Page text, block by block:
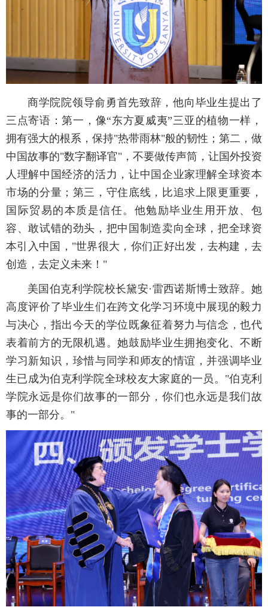
商学院院领导俞勇首先致辞，他向毕业生提出了
三点寄语：第一，像“东方夏威夷”三亚的植物一样，
拥有强大的根系，保持"热带雨林"般的韧性；第二，做
中国故事的"数字翻译官"，不要做传声筒，让国外投资
人理解中国经济的活力，让中国企业家理解全球资本
市场的分量；第三，守住底线，比追求上限更重要，
国际贸易的本质是信任。他勉励毕业生用开放、包
容、敢试错的劲头，把中国制造卖向全球，把全球资
本引入中国，"世界很大，你们正好出发，去构建，去
创造，去定义未来！"
美国伯克利学院校长黛安·雷西诺斯博士致辞。她
高度评价了毕业生们在跨文化学习环境中展现的毅力
与决心，指出今天的学位既象征着努力与信念，也代
表着前方的无限机遇。她鼓励毕业生拥抱变化、不断
学习新知识，珍惜与同学和师友的情谊，并强调毕业
生已成为伯克利学院全球校友大家庭的一员。"伯克利
学院永远是你们故事的一部分，你们也永远是我们故
事的一部分。"